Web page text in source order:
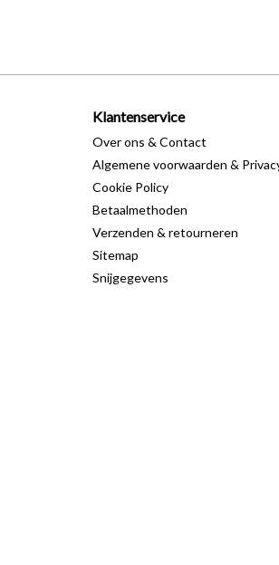
Klantenservice
Over ons & Contact
Algemene voorwaarden &
Cookie Policy
Betaalmethoden
Verzenden & retourneren
Sitemap
Snijgegevens